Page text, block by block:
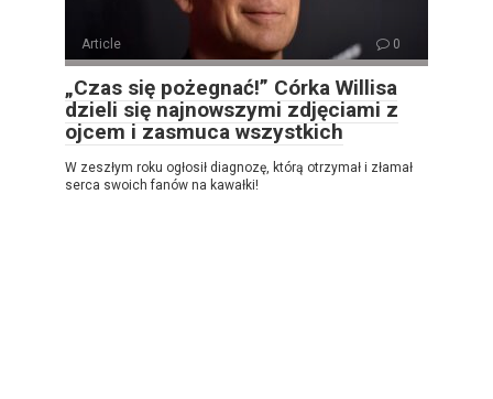
Article 0
„Czas się pożegnać!” Córka Willisa
dzieli się najnowszymi zdjęciami z
ojcem i zasmuca wszystkich
W zeszłym roku ogłosił diagnozę, którą otrzymał i złamał
serca swoich fanów na kawałki!